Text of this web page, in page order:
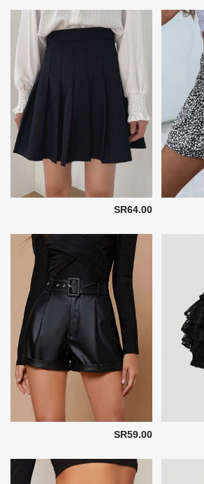
SR64.00
SR59.00